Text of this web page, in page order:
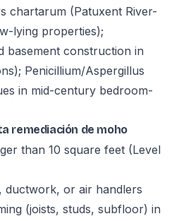
chartarum (Patuxent River-
lying properties);
basement construction in
Penicillium/Aspergillus
in mid-century bedroom-
remediación de moho
than 10 square feet (Level
ductwork, or air handlers
(joists, studs, subfloor) in